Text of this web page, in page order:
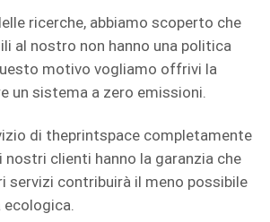
ricerche, abbiamo scoperto che
al nostro non hanno una politica
motivo vogliamo offrivi la
un sistema a zero emissioni.
di theprintspace completamente
nostri clienti hanno la garanzia che
servizi contribuirà il meno possibile
ecologica.